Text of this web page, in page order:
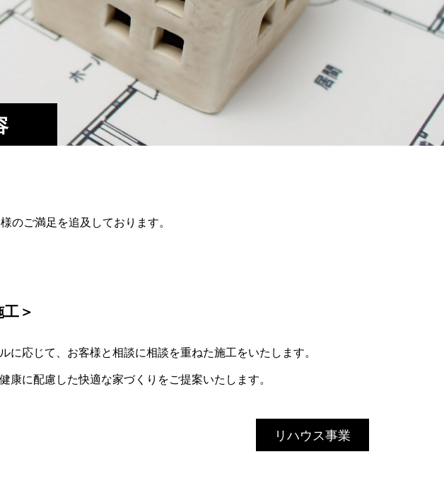
のご満足を追及しております。
＞
に応じて、お客様と相談に相談を重ねた施工をいたします。
康に配慮した快適な家づくりをご提案いたします。
リハウス事業